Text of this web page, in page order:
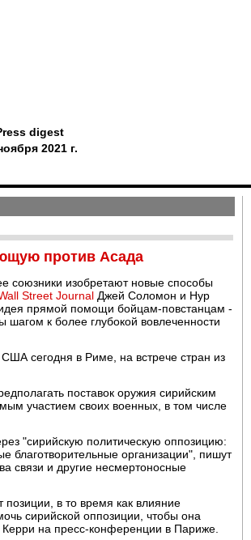
digest
2021 г.
против Асада
союзники изобретают новые способы
Street Journal Джей Соломон и Нур
прямой помощи бойцам-повстанцам -
шагом к более глубокой вовлеченности
сегодня в Риме, на встрече стран из
поставок оружия сирийским
участием своих военных, в том числе
"сирийскую политическую оппозицию:
благотворительные организации", пишут
связи и другие несмертоносные
в то время как влияние
сирийской оппозиции, чтобы она
Керри на пресс-конференции в Париже.